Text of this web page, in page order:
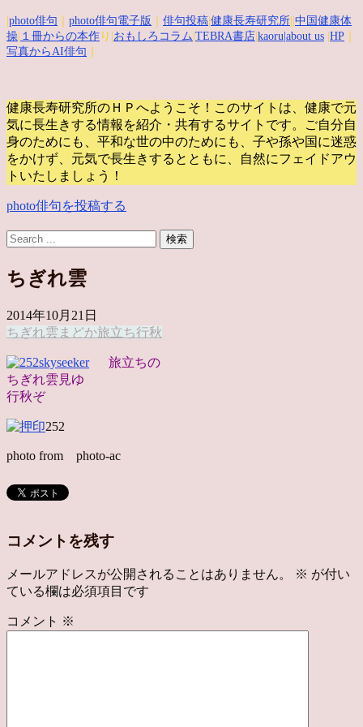
photo俳句 photo俳句電子版 俳句投稿 健康長寿研究所 中国健康体
操 １冊からの本作 り| おもしろコラム TEBRA書店 kaoru |about us HP
写真からAI俳句
健康長寿研究所のＨＰへようこそ！このサイトは、健康で元
気に長生きする情報を紹介・共有するサイトです。
ご自分自
身のためにも、平和な世の中のためにも、子や孫や国に迷惑
をかけず、元気で長生きするとともに、自然にフェイドアウ
トいたしましょう！
photo俳句を投稿する
ちぎれ雲
2014年10月21日
ちぎれ雲 まどか旅立ち行秋
旅立ちの
ちぎれ雲見ゆ
行秋ぞ
252
photo from photo-ac
コメントを残す
メールアドレスが公開されることはありません。 ※ が付い
ている欄は必須項目です
コメント ※